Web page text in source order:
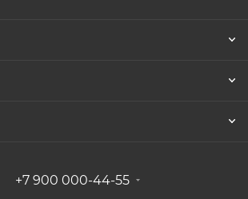
+7 900 000-44-55